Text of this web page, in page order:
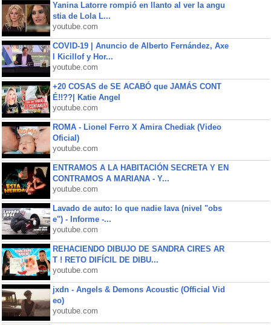
Yanina Latorre rompió en llanto al ver la angu
stia de Lola L...
youtube.com
COVID-19 | Anuncio de Alberto Fernández, Axe
l Kicillof y Hor...
youtube.com
+20 COSAS de SE ACABÓ que JAMÁS CONT
É!!??| Katie Angel
youtube.com
ROMA - Lionel Ferro X Amira Chediak (Video
Oficial)
youtube.com
ENTRAMOS A LA HABITACIÓN SECRETA Y EN
CONTRAMOS A MARIANA - Y...
youtube.com
Lavado de auto: lo que nadie lava (nivel "obs
e") - Informe -...
youtube.com
REHACIENDO DIBUJO DE SANDRA CIRES AR
T ! RETO DIFÍCIL DE DIBU...
youtube.com
jxdn - Angels & Demons Acoustic (Official Vid
eo)
youtube.com